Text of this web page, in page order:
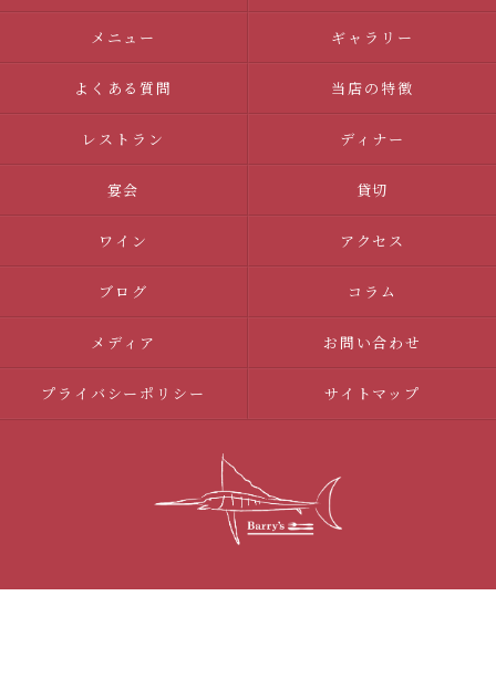
メニュー ギャラリー
よくある質問 当店の特徴
レストラン ディナー
宴会 貸切
ワイン アクセス
ブログ コラム
メディア お問い合わせ
プライバシーポリシー サイトマップ